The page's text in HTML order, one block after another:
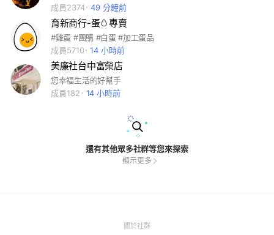
成員2374
49 分鐘前
育新商行-蛋🥚專賣
#雞蛋 #團購 #白蛋 #加工蛋品
成員5710
14 小時前
美廉社台中富榮店
您幸福生活的好幫手
成員182
14 小時前
還有其他眾多社群等您來探索
顯示更多
關於社群(Open